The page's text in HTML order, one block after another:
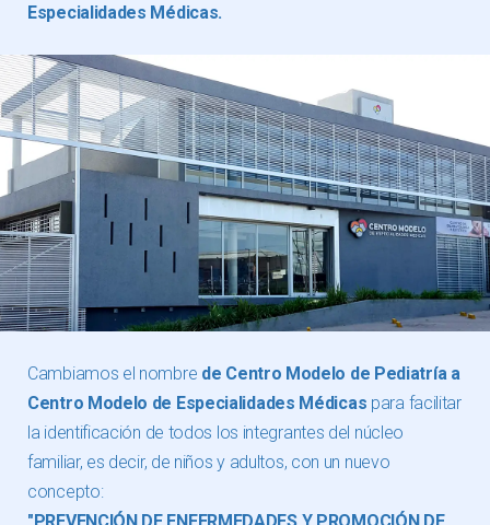
Especialidades Médicas.
Cambiamos el nombre de Centro Modelo de Pediatría a
Centro Modelo de Especialidades Médicas para facilitar
la identificación de todos los integrantes del núcleo
familiar, es decir, de niños y adultos, con un nuevo
concepto:
"PREVENCIÓN DE ENFERMEDADES Y PROMOCIÓN DE